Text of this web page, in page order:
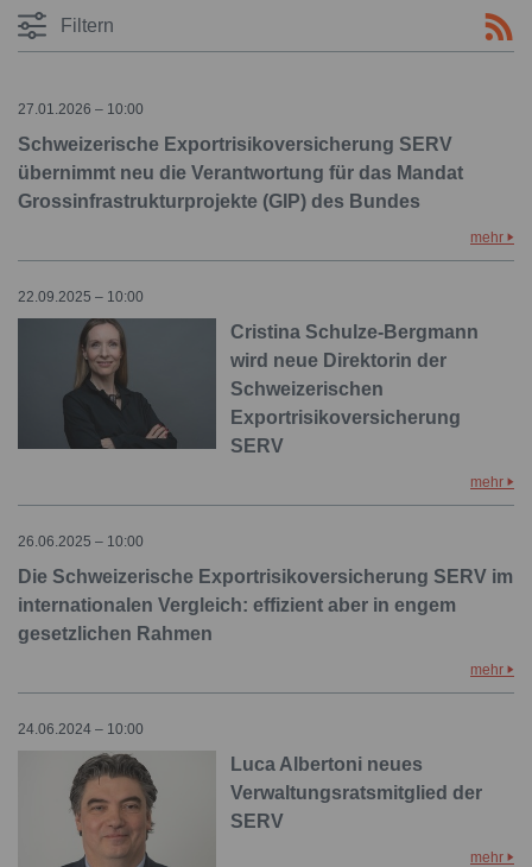
Filtern
27.01.2026 – 10:00
Schweizerische Exportrisikoversicherung SERV
übernimmt neu die Verantwortung für das Mandat
Grossinfrastrukturprojekte (GIP) des Bundes
mehr
22.09.2025 – 10:00
Cristina Schulze-Bergmann
wird neue Direktorin der
Schweizerischen
Exportrisikoversicherung
SERV
mehr
26.06.2025 – 10:00
Die Schweizerische Exportrisikoversicherung SERV im
internationalen Vergleich: effizient aber in engem
gesetzlichen Rahmen
mehr
24.06.2024 – 10:00
Luca Albertoni neues
Verwaltungsratsmitglied der
SERV
mehr